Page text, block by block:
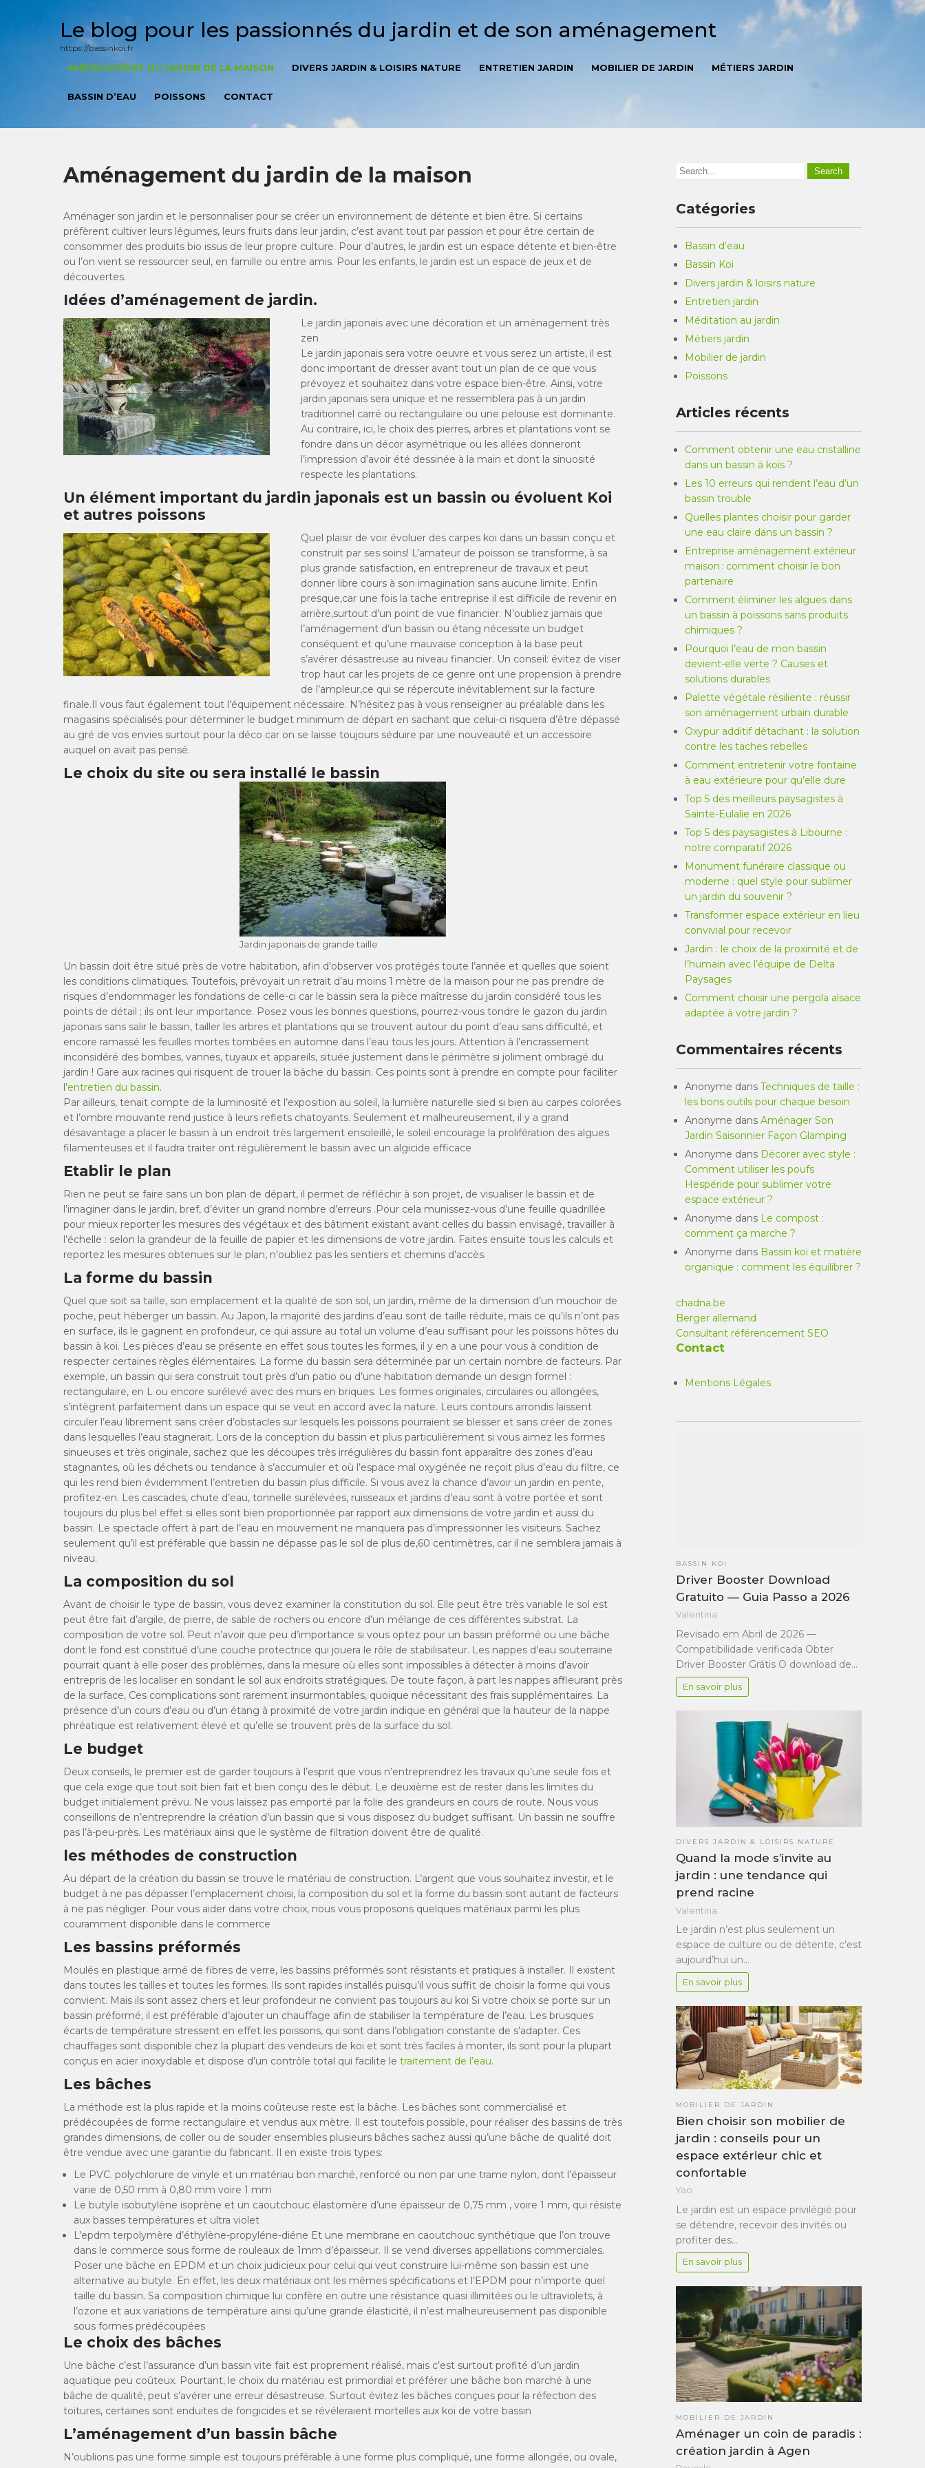
Le blog pour les passionnés du jardin et de son aménagement
https://bassinkoi.fr
AMÉNAGEMENT DU JARDIN DE LA MAISON DIVERS JARDIN & LOISIRS NATURE ENTRETIEN JARDIN MOBILIER DE JARDIN MÉTIERS JARDIN
BASSIN D’EAU POISSONS CONTACT
Aménagement du jardin de la maison
Aménager son jardin et le personnaliser pour se créer un environnement de détente et bien être. Si certains
préfèrent cultiver leurs légumes, leurs fruits dans leur jardin, c’est avant tout par passion et pour être certain de
consommer des produits bio issus de leur propre culture. Pour d’autres, le jardin est un espace détente et bien-être
ou l’on vient se ressourcer seul, en famille ou entre amis. Pour les enfants, le jardin est un espace de jeux et de
découvertes.
Idées d’aménagement de jardin.
Le jardin japonais avec une décoration et un aménagement très
zen
Le jardin japonais sera votre oeuvre et vous serez un artiste, il est
donc important de dresser avant tout un plan de ce que vous
prévoyez et souhaitez dans votre espace bien-être. Ainsi, votre
jardin japonais sera unique et ne ressemblera pas à un jardin
traditionnel carré ou rectangulaire ou une pelouse est dominante.
Au contraire, ici, le choix des pierres, arbres et plantations vont se
fondre dans un décor asymétrique ou les allées donneront
l’impression d’avoir été dessinée à la main et dont la sinuosité
respecte les plantations.
Un élément important du jardin japonais est un bassin ou évoluent Koi
et autres poissons
Quel plaisir de voir évoluer des carpes koi dans un bassin conçu et
construit par ses soins! L’amateur de poisson se transforme, à sa
plus grande satisfaction, en entrepreneur de travaux et peut
donner libre cours à son imagination sans aucune limite. Enfin
presque,car une fois la tache entreprise il est difficile de revenir en
arrière,surtout d’un point de vue financier. N’oubliez jamais que
l’aménagement d’un bassin ou étang nécessite un budget
conséquent et qu’une mauvaise conception à la base peut
s’avérer désastreuse au niveau financier. Un conseil: évitez de viser
trop haut car les projets de ce genre ont une propension à prendre
de l’ampleur,ce qui se répercute inévitablement sur la facture
finale.Il vous faut également tout l’équipement nécessaire. N’hésitez pas à vous renseigner au préalable dans les
magasins spécialisés pour déterminer le budget minimum de départ en sachant que celui-ci risquera d’être dépassé
au gré de vos envies surtout pour la déco car on se laisse toujours séduire par une nouveauté et un accessoire
auquel on avait pas pensé.
Le choix du site ou sera installé le bassin
Jardin japonais de grande taille
Un bassin doit être situé près de votre habitation, afin d’observer vos protégés toute l’année et quelles que soient
les conditions climatiques. Toutefois, prévoyait un retrait d’au moins 1 mètre de la maison pour ne pas prendre de
risques d’endommager les fondations de celle-ci car le bassin sera la pièce maîtresse du jardin considéré tous les
points de détail ; ils ont leur importance. Posez vous les bonnes questions, pourrez-vous tondre le gazon du jardin
japonais sans salir le bassin, tailler les arbres et plantations qui se trouvent autour du point d’eau sans difficulté, et
encore ramassé les feuilles mortes tombées en automne dans l’eau tous les jours. Attention à l’encrassement
inconsidéré des bombes, vannes, tuyaux et appareils, située justement dans le périmètre si joliment ombragé du
jardin ! Gare aux racines qui risquent de trouer la bâche du bassin. Ces points sont à prendre en compte pour faciliter
l’entretien du bassin.
Par ailleurs, tenait compte de la luminosité et l’exposition au soleil, la lumière naturelle sied si bien au carpes colorées
et l’ombre mouvante rend justice à leurs reflets chatoyants. Seulement et malheureusement, il y a grand
désavantage a placer le bassin à un endroit très largement ensoleillé, le soleil encourage la prolifération des algues
filamenteuses et il faudra traiter ont régulièrement le bassin avec un algicide efficace
Etablir le plan
Rien ne peut se faire sans un bon plan de départ, il permet de réfléchir à son projet, de visualiser le bassin et de
l’imaginer dans le jardin, bref, d’éviter un grand nombre d’erreurs .Pour cela munissez-vous d’une feuille quadrillée
pour mieux reporter les mesures des végétaux et des bâtiment existant avant celles du bassin envisagé, travailler à
l’échelle : selon la grandeur de la feuille de papier et les dimensions de votre jardin. Faites ensuite tous les calculs et
reportez les mesures obtenues sur le plan, n’oubliez pas les sentiers et chemins d’accès.
La forme du bassin
Quel que soit sa taille, son emplacement et la qualité de son sol, un jardin, même de la dimension d’un mouchoir de
poche, peut héberger un bassin. Au Japon, la majorité des jardins d’eau sont de taille réduite, mais ce qu’ils n’ont pas
en surface, ils le gagnent en profondeur, ce qui assure au total un volume d’eau suffisant pour les poissons hôtes du
bassin à koi. Les pièces d’eau se présente en effet sous toutes les formes, il y en a une pour vous à condition de
respecter certaines règles élémentaires. La forme du bassin sera déterminée par un certain nombre de facteurs. Par
exemple, un bassin qui sera construit tout près d’un patio ou d’une habitation demande un design formel :
rectangulaire, en L ou encore surélevé avec des murs en briques. Les formes originales, circulaires ou allongées,
s’intègrent parfaitement dans un espace qui se veut en accord avec la nature. Leurs contours arrondis laissent
circuler l’eau librement sans créer d’obstacles sur lesquels les poissons pourraient se blesser et sans créer de zones
dans lesquelles l’eau stagnerait. Lors de la conception du bassin et plus particulièrement si vous aimez les formes
sinueuses et très originale, sachez que les découpes très irrégulières du bassin font apparaître des zones d’eau
stagnantes, où les déchets ou tendance à s’accumuler et où l’espace mal oxygénée ne reçoit plus d’eau du filtre, ce
qui les rend bien évidemment l’entretien du bassin plus difficile. Si vous avez la chance d’avoir un jardin en pente,
profitez-en. Les cascades, chute d’eau, tonnelle surélevées, ruisseaux et jardins d’eau sont à votre portée et sont
toujours du plus bel effet si elles sont bien proportionnée par rapport aux dimensions de votre jardin et aussi du
bassin. Le spectacle offert à part de l’eau en mouvement ne manquera pas d’impressionner les visiteurs. Sachez
seulement qu’il est préférable que bassin ne dépasse pas le sol de plus de,60 centimètres, car il ne semblera jamais à
niveau.
La composition du sol
Avant de choisir le type de bassin, vous devez examiner la constitution du sol. Elle peut être très variable le sol est
peut être fait d’argile, de pierre, de sable de rochers ou encore d’un mélange de ces différentes substrat. La
composition de votre sol. Peut n’avoir que peu d’importance si vous optez pour un bassin préformé ou une bâche
dont le fond est constitué d’une couche protectrice qui jouera le rôle de stabilisateur. Les nappes d’eau souterraine
pourrait quant à elle poser des problèmes, dans la mesure où elles sont impossibles à détecter à moins d’avoir
entrepris de les localiser en sondant le sol aux endroits stratégiques. De toute façon, à part les nappes affleurant près
de la surface, Ces complications sont rarement insurmontables, quoique nécessitant des frais supplémentaires. La
présence d’un cours d’eau ou d’un étang à proximité de votre jardin indique en général que la hauteur de la nappe
phréatique est relativement élevé et qu’elle se trouvent près de la surface du sol.
Le budget
Deux conseils, le premier est de garder toujours à l’esprit que vous n’entreprendrez les travaux qu’une seule fois et
que cela exige que tout soit bien fait et bien conçu des le début. Le deuxième est de rester dans les limites du
budget initialement prévu. Ne vous laissez pas emporté par la folie des grandeurs en cours de route. Nous vous
conseillons de n’entreprendre la création d’un bassin que si vous disposez du budget suffisant. Un bassin ne souffre
pas l’à-peu-près. Les matériaux ainsi que le système de filtration doivent être de qualité.
les méthodes de construction
Au départ de la création du bassin se trouve le matériau de construction. L’argent que vous souhaitez investir, et le
budget à ne pas dépasser l’emplacement choisi, la composition du sol et la forme du bassin sont autant de facteurs
à ne pas négliger. Pour vous aider dans votre choix, nous vous proposons quelques matériaux parmi les plus
couramment disponible dans le commerce
Les bassins préformés
Moulés en plastique armé de fibres de verre, les bassins préformés sont résistants et pratiques à installer. Il existent
dans toutes les tailles et toutes les formes. Ils sont rapides installés puisqu’il vous suffit de choisir la forme qui vous
convient. Mais ils sont assez chers et leur profondeur ne convient pas toujours au koi Si votre choix se porte sur un
bassin préformé, il est préférable d’ajouter un chauffage afin de stabiliser la température de l’eau. Les brusques
écarts de température stressent en effet les poissons, qui sont dans l’obligation constante de s’adapter. Ces
chauffages sont disponible chez la plupart des vendeurs de koi et sont très faciles à monter, ils sont pour la plupart
conçus en acier inoxydable et dispose d’un contrôle total qui facilite le traitement de l’eau.
Les bâches
La méthode est la plus rapide et la moins coûteuse reste est la bâche. Les bâches sont commercialisé et
prédécoupées de forme rectangulaire et vendus aux mètre. Il est toutefois possible, pour réaliser des bassins de très
grandes dimensions, de coller ou de souder ensembles plusieurs bâches sachez aussi qu’une bâche de qualité doit
être vendue avec une garantie du fabricant. Il en existe trois types:
Le PVC. polychlorure de vinyle et un matériau bon marché, renforcé ou non par une trame nylon, dont l’épaisseur
varie de 0,50 mm à 0,80 mm voire 1 mm
Le butyle isobutylène isoprène et un caoutchouc élastomère d’une épaisseur de 0,75 mm , voire 1 mm, qui résiste
aux basses températures et ultra violet
L’epdm terpolymère d’éthylène-propyléne-diéne Et une membrane en caoutchouc synthétique que l’on trouve
dans le commerce sous forme de rouleaux de 1mm d’épaisseur. Il se vend diverses appellations commerciales.
Poser une bâche en EPDM et un choix judicieux pour celui qui veut construire lui-même son bassin est une
alternative au butyle. En effet, les deux matériaux ont les mêmes spécifications et l’EPDM pour n’importe quel
taille du bassin. Sa composition chimique lui confère en outre une résistance quasi illimitées ou le ultraviolets, à
l’ozone et aux variations de température ainsi qu’une grande élasticité, il n’est malheureusement pas disponible
sous formes prédécoupées
Le choix des bâches
Une bâche c’est l’assurance d’un bassin vite fait est proprement réalisé, mais c’est surtout profité d’un jardin
aquatique peu coûteux. Pourtant, le choix du matériau est primordial et préférer une bâche bon marché à une
bâche de qualité, peut s’avérer une erreur désastreuse. Surtout évitez les bâches conçues pour la réfection des
toitures, certaines sont enduites de fongicides et se révéleraient mortelles aux koi de votre bassin
L’aménagement d’un bassin bâche
N’oublions pas une forme simple est toujours préférable à une forme plus compliqué, une forme allongée, ou ovale,
Catégories
Bassin d'eau
Bassin Koi
Divers jardin & loisirs nature
Entretien jardin
Méditation au jardin
Métiers jardin
Mobilier de jardin
Poissons
Articles récents
Comment obtenir une eau cristalline
dans un bassin à koïs ?
Les 10 erreurs qui rendent l’eau d’un
bassin trouble
Quelles plantes choisir pour garder
une eau claire dans un bassin ?
Entreprise aménagement extérieur
maison : comment choisir le bon
partenaire
Comment éliminer les algues dans
un bassin à poissons sans produits
chimiques ?
Pourquoi l’eau de mon bassin
devient-elle verte ? Causes et
solutions durables
Palette végétale résiliente : réussir
son aménagement urbain durable
Oxypur additif détachant : la solution
contre les taches rebelles
Comment entretenir votre fontaine
à eau extérieure pour qu’elle dure
Top 5 des meilleurs paysagistes à
Sainte-Eulalie en 2026
Top 5 des paysagistes à Libourne :
notre comparatif 2026
Monument funéraire classique ou
moderne : quel style pour sublimer
un jardin du souvenir ?
Transformer espace extérieur en lieu
convivial pour recevoir
Jardin : le choix de la proximité et de
l’humain avec l’équipe de Delta
Paysages
Comment choisir une pergola alsace
adaptée à votre jardin ?
Commentaires récents
Anonyme dans Techniques de taille :
les bons outils pour chaque besoin
Anonyme dans Aménager Son
Jardin Saisonnier Façon Glamping
Anonyme dans Décorer avec style :
Comment utiliser les poufs
Hespéride pour sublimer votre
espace extérieur ?
Anonyme dans Le compost :
comment ça marche ?
Anonyme dans Bassin koi et matière
organique : comment les équilibrer ?
chadna.be
Berger allemand
Consultant référencement SEO
Contact
Mentions Légales
BASSIN KOI
Driver Booster Download
Gratuito — Guia Passo a 2026
Valentina
Revisado em Abril de 2026 —
Compatibilidade verificada Obter
Driver Booster Grátis O download de…
En savoir plus
DIVERS JARDIN & LOISIRS NATURE
Quand la mode s’invite au
jardin : une tendance qui
prend racine
Valentina
Le jardin n’est plus seulement un
espace de culture ou de détente, c’est
aujourd’hui un…
En savoir plus
MOBILIER DE JARDIN
Bien choisir son mobilier de
jardin : conseils pour un
espace extérieur chic et
confortable
Yao
Le jardin est un espace privilégié pour
se détendre, recevoir des invités ou
profiter des…
En savoir plus
MOBILIER DE JARDIN
Aménager un coin de paradis :
création jardin à Agen